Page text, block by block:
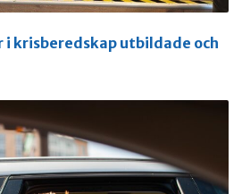
krisberedskap utbildade och